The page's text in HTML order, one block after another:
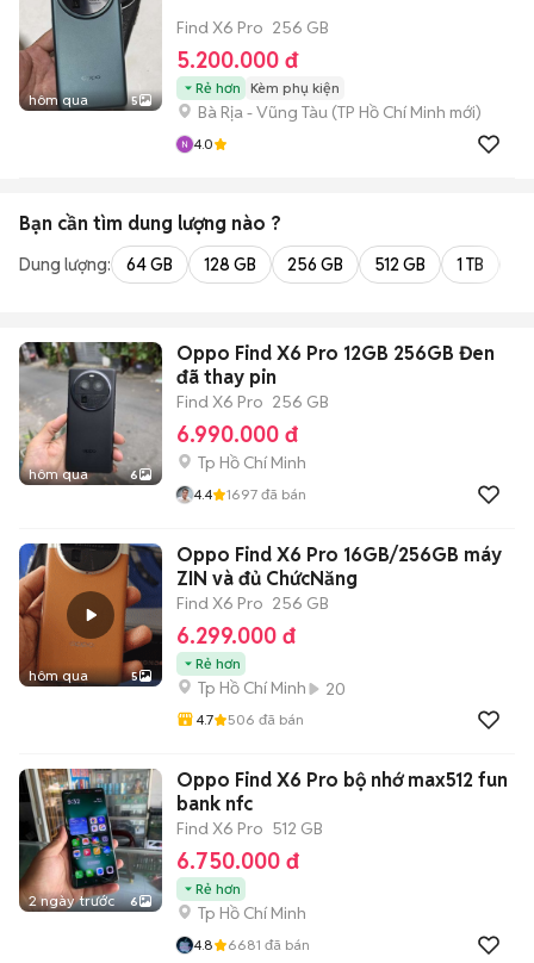
hôm qua 5
Find X6 Pro 256 GB
5.200.000 đ
Rẻ hơn Kèm phụ kiện
Bà Rịa - Vũng Tàu (TP Hồ Chí Minh mới)
4.0
Bạn cần tìm dung lượng nào ?
Dung lượng: 64 GB 128 GB 256 GB 512 GB 1 TB
hôm qua 6
Oppo Find X6 Pro 12GB 256GB Đen
đã thay pin
Find X6 Pro 256 GB
6.990.000 đ
Tp Hồ Chí Minh
4.4 1697 đã bán
hôm qua 5
Oppo Find X6 Pro 16GB/256GB máy
ZIN và đủ ChứcNăng
Find X6 Pro 256 GB
6.299.000 đ
Rẻ hơn
Tp Hồ Chí Minh 20
4.7 506 đã bán
2 ngày trước 6
Oppo Find X6 Pro bộ nhớ max512 fun
bank nfc
Find X6 Pro 512 GB
6.750.000 đ
Rẻ hơn
Tp Hồ Chí Minh
4.8 6681 đã bán